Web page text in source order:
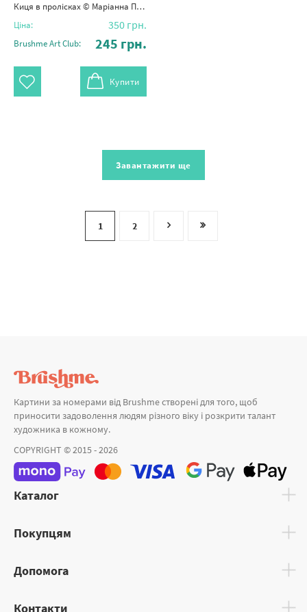
Киця в пролісках © Маріанна Пащук
Ціна: 350 грн.
Brushme Art Club: 245 грн.
Купити
Завантажити ще
1 2
Картини за номерами від Brushme створені для того, щоб
приносити задоволення людям різного віку і розкрити талант
художника в кожному.
COPYRIGHT © 2015 - 2026
Каталог
Покупцям
Допомога
Контакти